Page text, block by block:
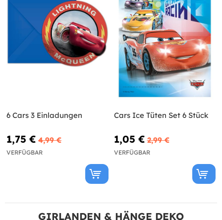
6 Cars 3 Einladungen
1,75 € 4,99 €
VERFÜGBAR
Cars Ice Tüten Set 6 Stück
1,05 € 2,99 €
VERFÜGBAR
GIRLANDEN & HÄNGE DEKO